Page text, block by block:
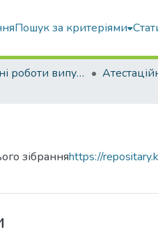
Пошук за критеріями
Атестаційні роботи випускників
зібранняhttps://